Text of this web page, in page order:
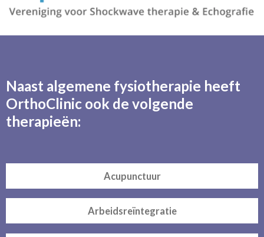
Naast algemene fysiotherapie heeft
OrthoClinic ook de volgende
therapieën:
Acupunctuur
Arbeidsreïntegratie